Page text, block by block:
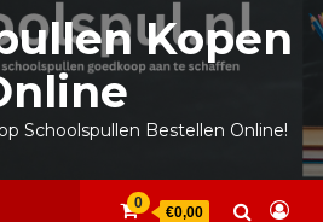
Kopen
Schoolspullen Bestellen Online!
0
€0,00